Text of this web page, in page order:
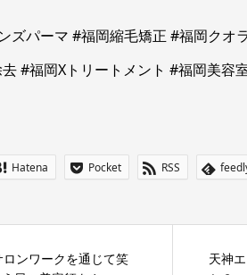
ズパーマ #福岡縮毛矯正 #福岡クオ
#福岡Xトリートメント #福岡美容
Hatena Pocket RSS
ンワークを通じて笑
天神